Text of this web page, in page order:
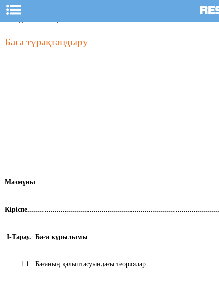
Баға тұрақтандыру
Мазмұны
І-Тарау. Баға құрылымы
1.1. Бағаның қалыптасуындағы